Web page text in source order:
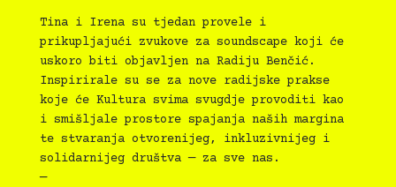
Tina i Irena su tjedan provele i
prikupljajući zvukove za soundscape koji će
uskoro biti objavljen na Radiju Benčić.
Inspirirale su se za nove radijske prakse
koje će Kultura svima svugdje provoditi kao
i smišljale prostore spajanja naših margina
te stvaranja otvorenijeg, inkluzivnijeg i
solidarnijeg društva — za sve nas.
—